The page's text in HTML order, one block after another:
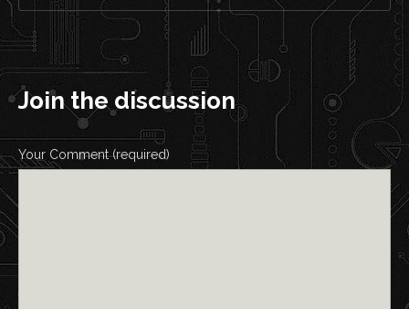
Join the discussion
Your Comment (required)